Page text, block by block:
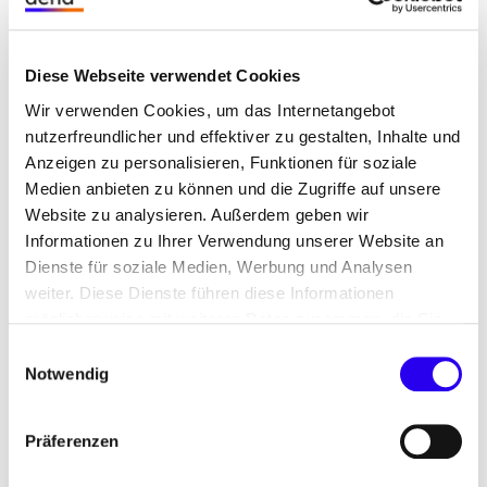
Diese Webseite verwendet Cookies
Wir verwenden Cookies, um das Internetangebot
nutzerfreundlicher und effektiver zu gestalten, Inhalte und
Anzeigen zu personalisieren, Funktionen für soziale
Medien anbieten zu können und die Zugriffe auf unsere
Website zu analysieren. Außerdem geben wir
Informationen zu Ihrer Verwendung unserer Website an
Dienste für soziale Medien, Werbung und Analysen
weiter. Diese Dienste führen diese Informationen
Nutzung der Dienste gesammelt haben.
Notwendig
Präferenzen
in Zukunft ein erheblicher zusätzlicher Bedarf an
Speicher und Lasten könnten diese liefern,
müssten dazu aber mit netzbildenden Umrichtern
ausgestattet werden.
Systemdienstleistungen durch
Vorschriften und Anreize stärken sowie
Herausforderungen und Bedarfe für
2050 in den Blick nehmen
Netznutzer wie Erzeuger, Verbraucher und
Speicher weder durch technische Vorschriften
Systemdienstleistungen zu beteiligen, noch